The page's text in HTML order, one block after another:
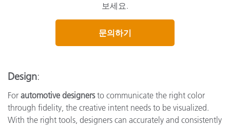
보세요.
문의하기
Design:
For automotive designersto communicate the right color
through fidelity, the creative intent needs to be visualized.
With the right tools, designers can accurately and consistently